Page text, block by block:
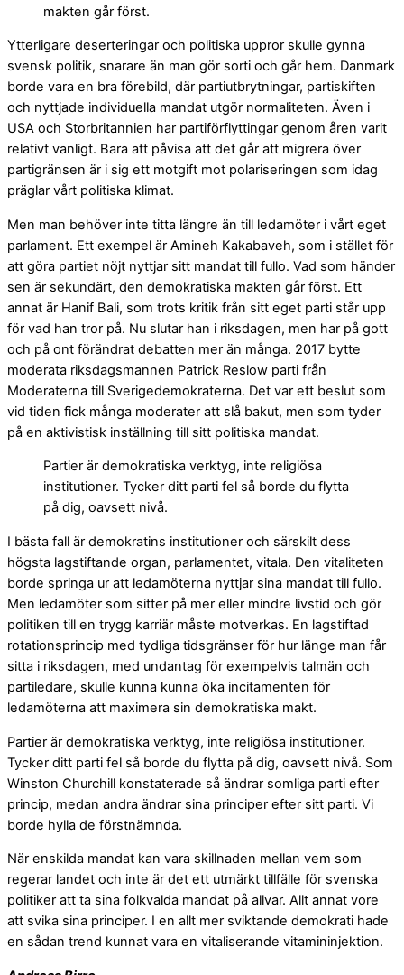
makten går först.
Ytterligare deserteringar och politiska uppror skulle gynna
svensk politik, snarare än man gör sorti och går hem. Danmark
borde vara en bra förebild, där partiutbrytningar, partiskiften
och nyttjade individuella mandat utgör normaliteten. Även i
USA och Storbritannien har partiförflyttingar genom åren varit
relativt vanligt. Bara att påvisa att det går att migrera över
partigränsen är i sig ett motgift mot polariseringen som idag
präglar vårt politiska klimat.
Men man behöver inte titta längre än till ledamöter i vårt eget
parlament. Ett exempel är Amineh Kakabaveh, som i stället för
att göra partiet nöjt nyttjar sitt mandat till fullo. Vad som händer
sen är sekundärt, den demokratiska makten går först. Ett
annat är Hanif Bali, som trots kritik från sitt eget parti står upp
för vad han tror på. Nu slutar han i riksdagen, men har på gott
och på ont förändrat debatten mer än många. 2017 bytte
moderata riksdagsmannen Patrick Reslow parti från
Moderaterna till Sverigedemokraterna. Det var ett beslut som
vid tiden fick många moderater att slå bakut, men som tyder
på en aktivistisk inställning till sitt politiska mandat.
Partier är demokratiska verktyg, inte religiösa
institutioner. Tycker ditt parti fel så borde du flytta
på dig, oavsett nivå.
I bästa fall är demokratins institutioner och särskilt dess
högsta lagstiftande organ, parlamentet, vitala. Den vitaliteten
borde springa ur att ledamöterna nyttjar sina mandat till fullo.
Men ledamöter som sitter på mer eller mindre livstid och gör
politiken till en trygg karriär måste motverkas. En lagstiftad
rotationsprincip med tydliga tidsgränser för hur länge man får
sitta i riksdagen, med undantag för exempelvis talmän och
partiledare, skulle kunna kunna öka incitamenten för
ledamöterna att maximera sin demokratiska makt.
Partier är demokratiska verktyg, inte religiösa institutioner.
Tycker ditt parti fel så borde du flytta på dig, oavsett nivå. Som
Winston Churchill konstaterade så ändrar somliga parti efter
princip, medan andra ändrar sina principer efter sitt parti. Vi
borde hylla de förstnämnda.
När enskilda mandat kan vara skillnaden mellan vem som
regerar landet och inte är det ett utmärkt tillfälle för svenska
politiker att ta sina folkvalda mandat på allvar. Allt annat vore
att svika sina principer. I en allt mer sviktande demokrati hade
en sådan trend kunnat vara en vitaliserande vitamininjektion.